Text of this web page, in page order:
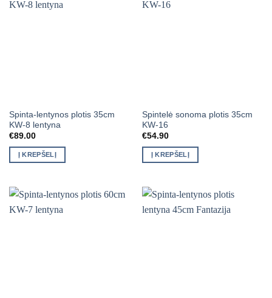
Spinta-lentynos plotis 35cm
KW-8 lentyna
€89.00
Į KREPŠELĮ
Spintelė sonoma plotis 35cm
KW-16
€54.90
Į KREPŠELĮ